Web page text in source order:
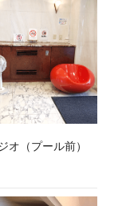
オ（プール前）